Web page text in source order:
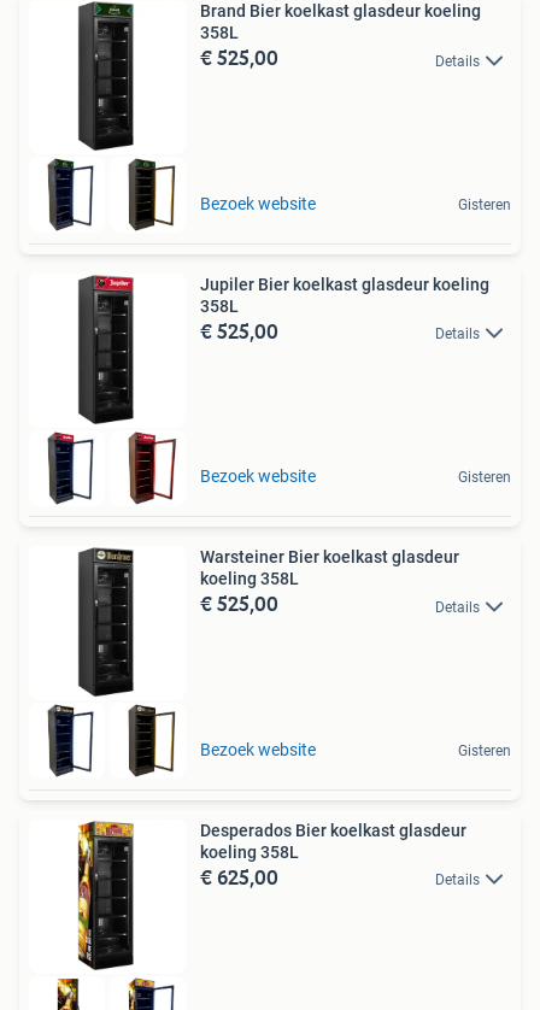
Brand Bier koelkast glasdeur koeling
358L
€ 525,00 Details
Bezoek website Gisteren
Jupiler Bier koelkast glasdeur koeling
358L
€ 525,00 Details
Bezoek website Gisteren
Warsteiner Bier koelkast glasdeur
koeling 358L
€ 525,00 Details
Bezoek website Gisteren
Desperados Bier koelkast glasdeur
koeling 358L
€ 625,00 Details